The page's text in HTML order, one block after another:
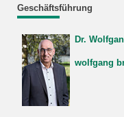
Geschäftsführung
Dr.
wolfgang